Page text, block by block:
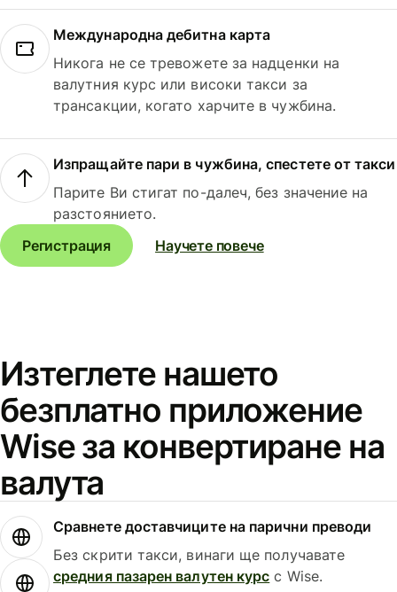
Международна дебитна карта
Никога не се тревожете за надценки на
валутния курс или високи такси за
трансакции, когато харчите в чужбина.
Изпращайте пари в чужбина, спестете от такси
Парите Ви стигат по-далеч, без значение на
разстоянието.
Регистрация
Научете повече
Изтеглете нашето
безплатно приложение
Wise за конвертиране на
валута
Сравнете доставчиците на парични преводи
Без скрити такси, винаги ще получавате
средния пазарен валутен курс с Wise.